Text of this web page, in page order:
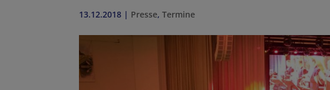
13.12.2018 | Presse,Termine